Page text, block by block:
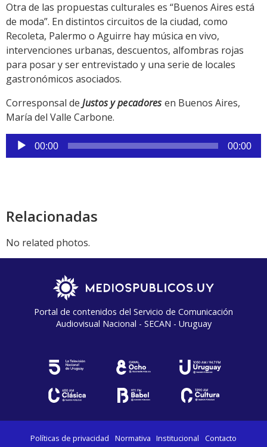
Otra de las propuestas culturales es “Buenos Aires está
de moda”. En distintos circuitos de la ciudad, como
Recoleta, Palermo o Aguirre hay música en vivo,
intervenciones urbanas, descuentos, alfombras rojas
para posar y ser entrevistado y una serie de locales
gastronómicos asociados.
Corresponsal de Justos y pecadoresen Buenos Aires,
María del Valle Carbone.
Reproductor
de
00:00 00:00
Relacionadas
No related photos.
Portal de contenidos del Servicio de Comunicación
Audiovisual Nacional - SECAN - Uruguay
Políticas de privacidad Normativa Institucional Contacto